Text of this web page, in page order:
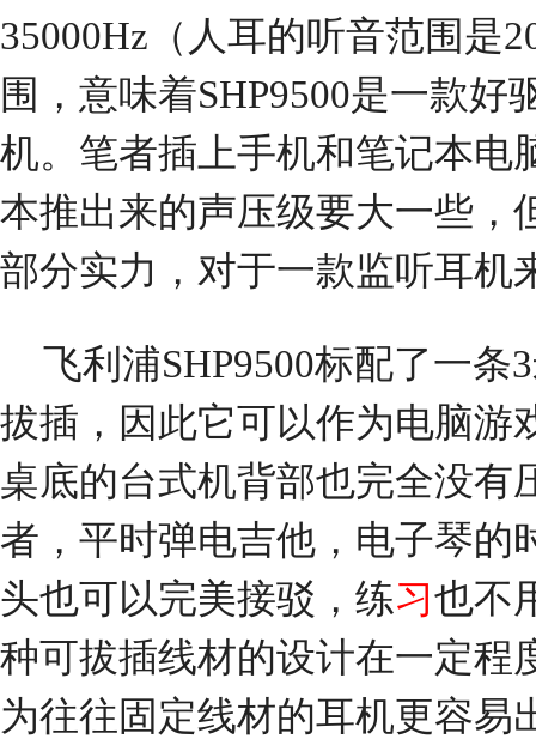
35000Hz（人耳的听音范围是
围，意味着SHP9500是一款
机。笔者插上手机和笔记本电
本推出来的声压级要大一些，
部分实力，对于一款监听耳机
飞利浦SHP9500标配了一
拔插，因此它可以作为电脑游
桌底的台式机背部也完全没有
者，平时弹电吉他，电子琴的
头也可以完美接驳，练习也不
种可拔插线材的设计在一定程
为往往固定线材的耳机更容易